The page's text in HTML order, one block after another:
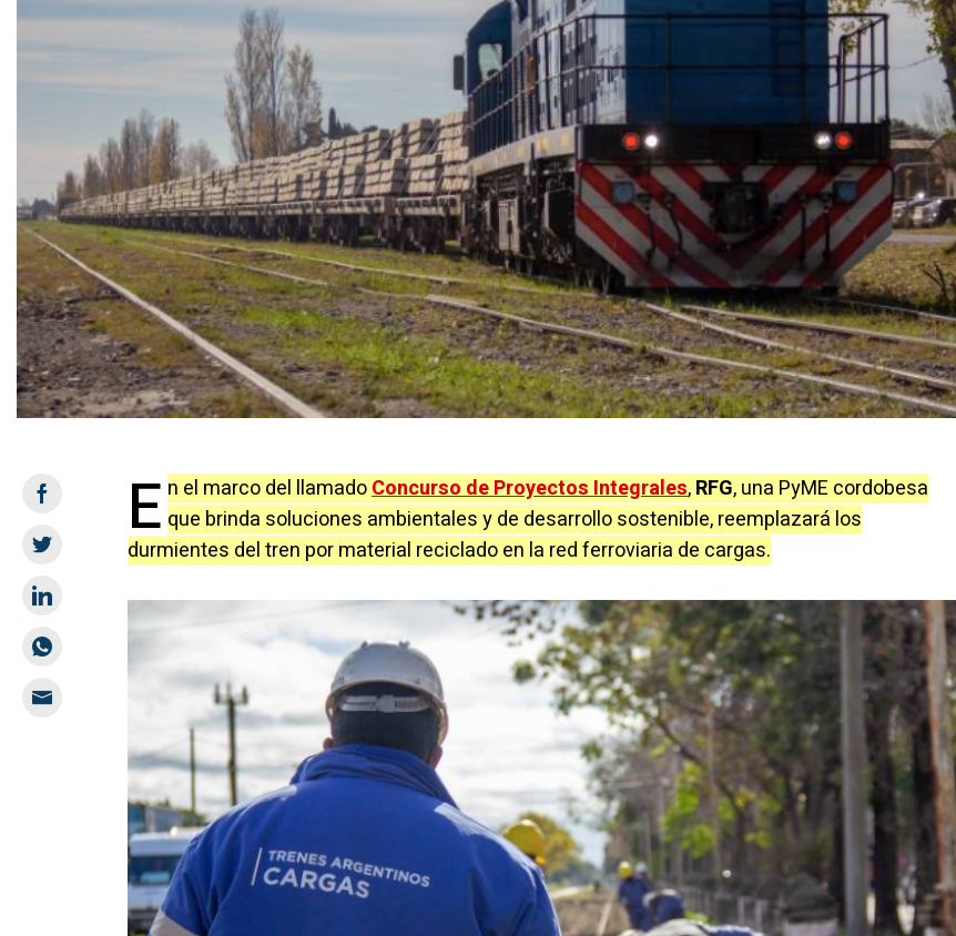
E n el marco del llamadoConcurso de Proyectos Integrales,RFG, una PyME cordobesa
que brinda soluciones ambientales y de desarrollo sostenible, reemplazará los
durmientes del tren por material reciclado en la red ferroviaria de cargas.